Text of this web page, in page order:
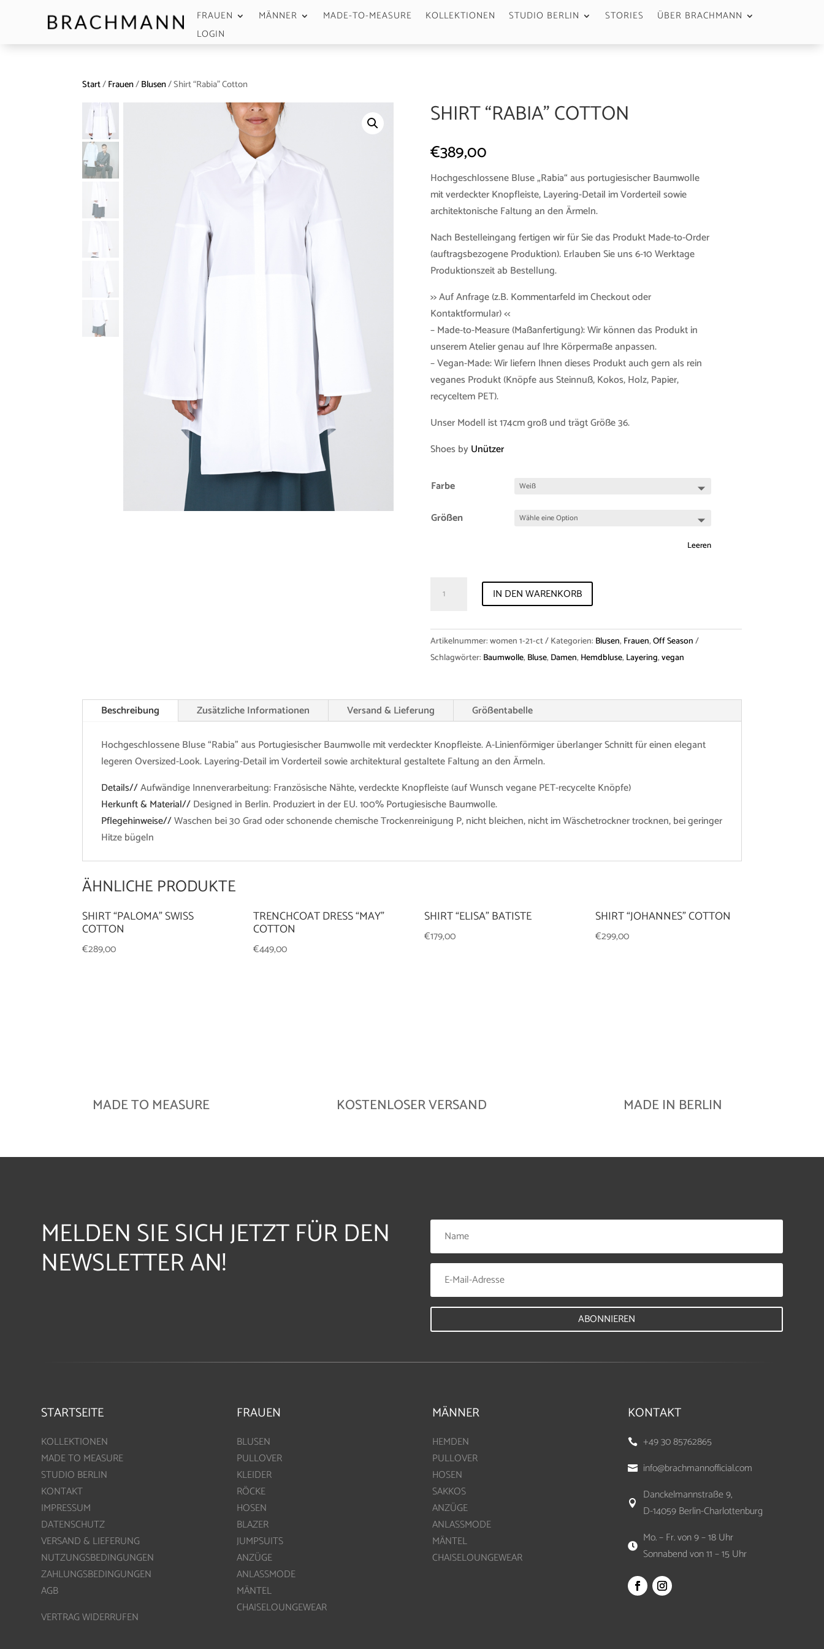
FRAUEN MÄNNER MADE-TO-MEASURE KOLLEKTIONEN STUDIO BERLIN STORIES
ÜBER BRACHMANN
LOGIN
Start/Frauen/Blusen/ Shirt “Rabia” Cotton
SHIRT “RABIA” COTTON
€389,00
Hochgeschlossene Bluse „Rabia“ aus portugiesischer Baumwolle
mit verdeckter Knopfleiste, Layering-Detail im Vorderteil sowie
architektonische Faltung an den Ärmeln.
Nach Bestelleingang fertigen wir für Sie das Produkt Made-to-Order
(auftragsbezogene Produktion). Erlauben Sie uns 6-10 Werktage
Produktionszeit ab Bestellung.
>> Auf Anfrage (z.B. Kommentarfeld im Checkout oder
Kontaktformular) <<
– Made-to-Measure (Maßanfertigung): Wir können das Produkt in
unserem Atelier genau auf Ihre Körpermaße anpassen.
– Vegan-Made: Wir liefern Ihnen dieses Produkt auch gern als rein
veganes Produkt (Knöpfe aus Steinnuß, Kokos, Holz, Papier,
recyceltem PET).
Unser Modell ist 174cm groß und trägt Größe 36.
Shoes byUnützer
Farbe
Größen
Leeren
"Rabia"
Menge
IN DEN WARENKORB
Artikelnummer:women 1-21-ct Kategorien: Blusen, Frauen,Off Season
Schlagwörter: Baumwolle, Bluse, Damen, Hemdbluse, Layering,vegan
Beschreibung Zusätzliche Informationen Versand & Lieferung Größentabelle
Hochgeschlossene Bluse “Rabia” aus Portugiesischer Baumwolle mit verdeckter Knopfleiste. A-Linienförmiger überlanger Schnitt für einen elegant
legeren Oversized-Look. Layering-Detail im Vorderteil sowie architektural gestaltete Faltung an den Ärmeln.
Details//Aufwändige Innenverarbeitung: Französische Nähte, verdeckte Knopfleiste (auf Wunsch vegane PET-recycelte Knöpfe)
Herkunft & Material//Designed in Berlin. Produziert in der EU. 100% Portugiesische Baumwolle.
Pflegehinweise//Waschen bei 30 Grad oder schonende chemische Trockenreinigung P, nicht bleichen, nicht im Wäschetrockner trocknen, bei geringer
Hitze bügeln
ÄHNLICHE PRODUKTE
SHIRT “PALOMA” SWISS
COTTON
€289,00
TRENCHCOAT DRESS “MAY”
COTTON
€449,00
SHIRT “ELISA” BATISTE
€179,00
SHIRT “JOHANNES” COTTON
€299,00
MADE TO MEASURE KOSTENLOSER VERSAND MADE IN BERLIN
MELDEN SIE SICH JETZT FÜR DEN
NEWSLETTER AN!
ABONNIEREN
STARTSEITE
KOLLEKTIONEN
MADE TO MEASURE
STUDIO BERLIN
KONTAKT
IMPRESSUM
DATENSCHUTZ
VERSAND & LIEFERUNG
NUTZUNGSBEDINGUNGEN
ZAHLUNGSBEDINGUNGEN
AGB
VERTRAG WIDERRUFEN
FRAUEN
BLUSEN
PULLOVER
KLEIDER
RÖCKE
HOSEN
BLAZER
JUMPSUITS
ANZÜGE
ANLASSMODE
MÄNTEL
CHAISELOUNGEWEAR
MÄNNER
HEMDEN
PULLOVER
HOSEN
SAKKOS
ANZÜGE
ANLASSMODE
MÄNTEL
CHAISELOUNGEWEAR
KONTAKT
 +49 30 85762865
 info@brachmannofficial.com

Danckelmannstraße 9,
D-14059 Berlin-Charlottenburg

Mo. – Fr. von 9 – 18 Uhr
Sonnabend von 11 – 15 Uhr